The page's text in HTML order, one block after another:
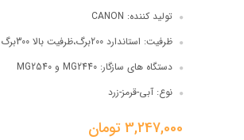
تولید کننده: CANON
ظرفیت: استاندارد 200برگ،ظرفیت بالا 300برگ
دستگاه های سازگار:MG2440 و MG2540
نوع:آبی-قرمز-زرد
3,247,000تومان